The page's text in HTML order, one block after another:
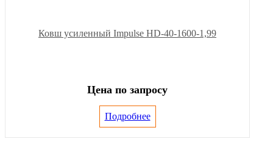
Ковш усиленный Impulse HD-40-1600-1,99
Цена по запросу
Подробнее